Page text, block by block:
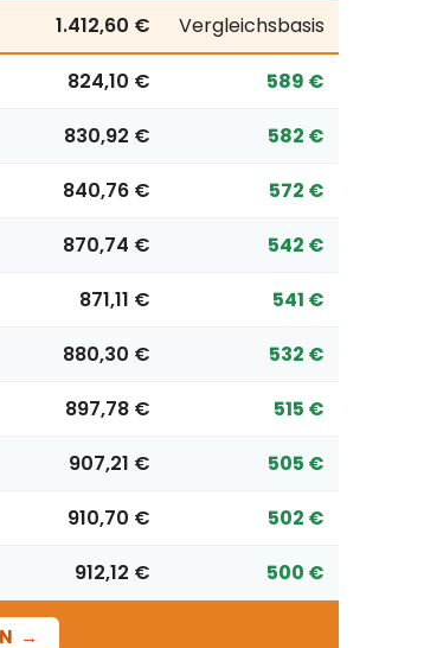
erste Zeile = örtlicher
1.412,60 € Vergleichsbasis
824,10 €
589 €
830,92 €
582 €
840,76 €
572 €
870,74 €
542 €
871,11 €
541 €
880,30 €
532 €
897,78 €
515 €
907,21 €
505 €
910,70 €
502 €
912,12 € 500 €
→